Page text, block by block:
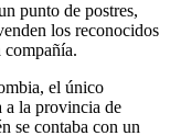
punto de postres,
los reconocidos
compañía.
el único
a la provincia de
se contaba con un